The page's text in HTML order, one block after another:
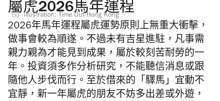
屬虎2026馬年運程
Illustration: Time Out Hong Kong
2026年馬年運程屬虎運勢原則上無重大衝擊，
做事會較為順遂。不過未有吉星進駐，凡事需
親力親為才能見到成果，屬於較刻苦耐勞的一
年。投資須多作分析研究，不能聽信消息或跟
隨他人步伐而行。至於借來的「驛馬」宜動不
宜靜，新一年屬虎的朋友不妨多出差或外遊，